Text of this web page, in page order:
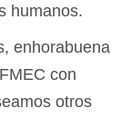
humanos.
enhorabuena
con
otros